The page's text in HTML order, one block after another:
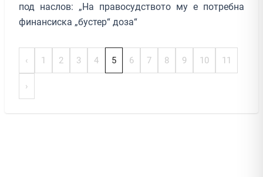
под наслов: „На правосудството му е потребна
финансиска „бустер“ доза“
‹ 1 2 3 4 5 6 7 8 9 10 11
›